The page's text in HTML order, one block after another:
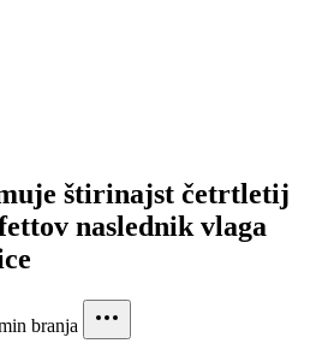
štirinajst četrtletij
naslednik vlaga
branja